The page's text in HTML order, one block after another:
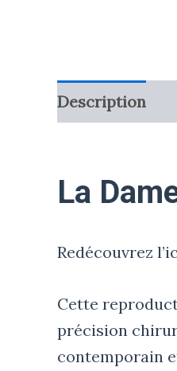
Description
La
Redécouvrez
Cette
précision
contemporain